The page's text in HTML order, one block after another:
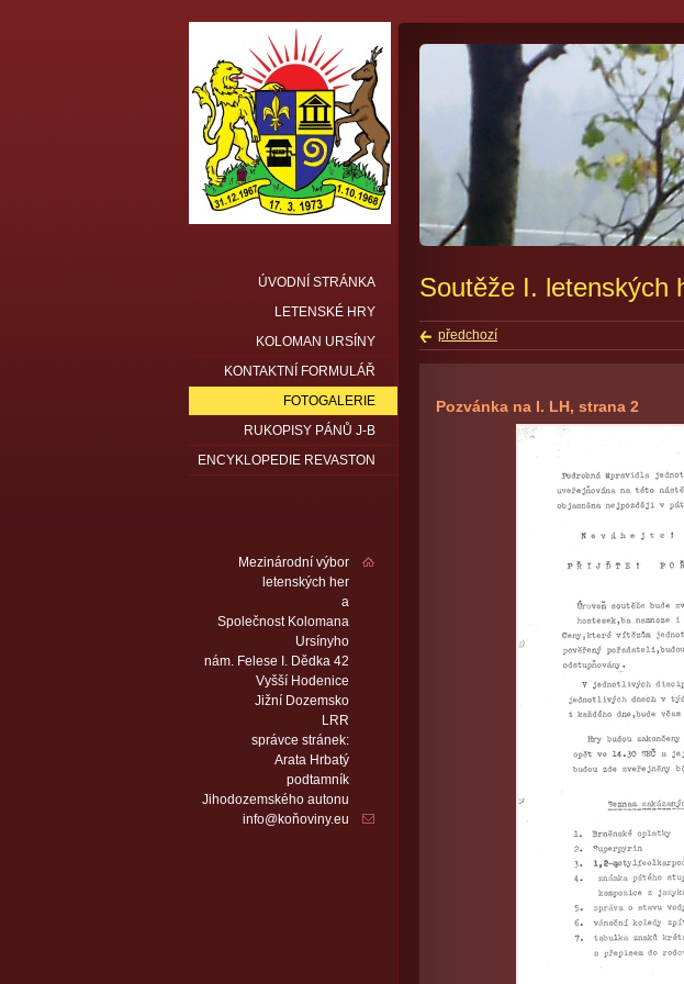
Soutěže I. letenských
předchozí
Pozvánka na I. LH, strana 2
ÚVODNÍ STRÁNKA
LETENSKÉ HRY
KOLOMAN URSÍNY
KONTAKTNÍ FORMULÁŘ
FOTOGALERIE
RUKOPISY PÁNŮ J-B
ENCYKLOPEDIE REVASTON
Mezinárodní výbor
letenských her
a
Společnost Kolomana
Ursínyho
nám. Felese I. Dědka 42
Vyšší Hodenice
Jižní Dozemsko
LRR
správce stránek:
Arata Hrbatý
podtamník
Jihodozemského autonu
info@koňoviny.eu